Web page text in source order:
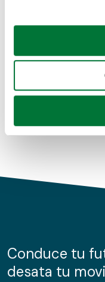
Si lo permite,
Recopilar
Identificar su
para buscar
Obtenga más
de cookies.
información sobre el
nuestros partners de
Coches de segunda
Coches de km0
Conduce tu
desata tu